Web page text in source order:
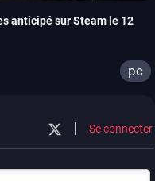
anticipé sur Steam le 12
pc
Se connecter